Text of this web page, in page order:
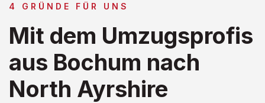
4 GRÜNDE FÜR UNS
Mit dem Umzugsprofis
aus Bochum nach
North Ayrshire